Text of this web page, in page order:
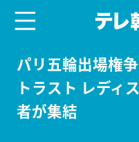
パリ五輪出場権
トラスト レディ
者が集結